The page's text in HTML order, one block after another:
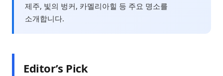
제주, 빛의 벙커, 카멜리아힐 등 주요 명소를
소개합니다.
Editor’s Pick